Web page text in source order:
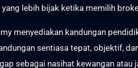
lebih bijak ketika memilih
menyediakan kandungan
sentiasa tepat, objektif,
sebagai nasihat kewangan